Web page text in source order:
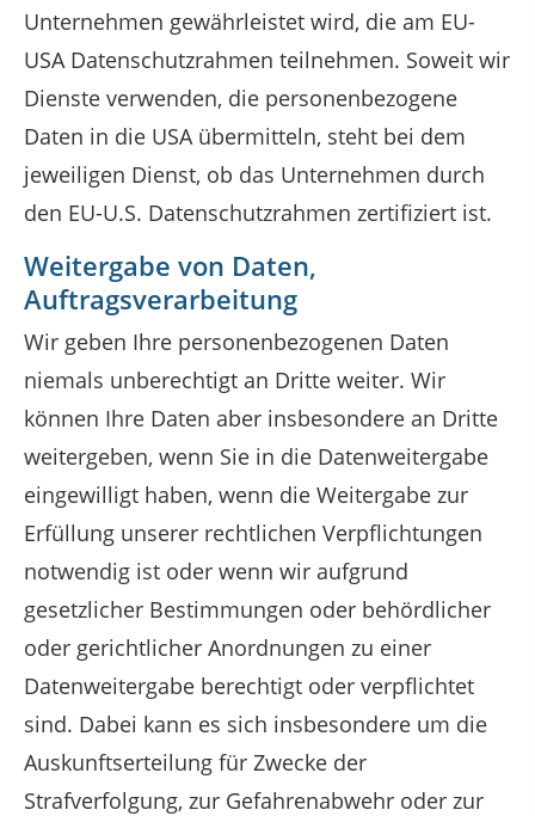
Unternehmen gewährleistet wird, die am EU-
USA Datenschutzrahmen teilnehmen. Soweit wir
Dienste verwenden, die personenbezogene
Daten in die USA übermitteln, steht bei dem
jeweiligen Dienst, ob das Unternehmen durch
den EU-U.S. Datenschutzrahmen zertifiziert ist.
Weitergabe von Daten,
Auftragsverarbeitung
Wir geben Ihre personenbezogenen Daten
niemals unberechtigt an Dritte weiter. Wir
können Ihre Daten aber insbesondere an Dritte
weitergeben, wenn Sie in die Datenweitergabe
eingewilligt haben, wenn die Weitergabe zur
Erfüllung unserer rechtlichen Verpflichtungen
notwendig ist oder wenn wir aufgrund
gesetzlicher Bestimmungen oder behördlicher
oder gerichtlicher Anordnungen zu einer
Datenweitergabe berechtigt oder verpflichtet
sind. Dabei kann es sich insbesondere um die
Auskunftserteilung für Zwecke der
Strafverfolgung, zur Gefahrenabwehr oder zur